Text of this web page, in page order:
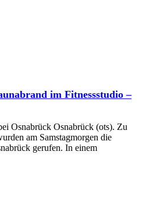
im Fitnessstudio –
Osnabrück Osnabrück (ots). Zu
am Samstagmorgen die
gerufen. In einem